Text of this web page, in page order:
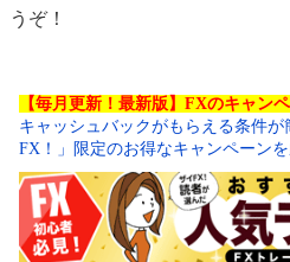
うぞ！
【毎月更新！最新版】FXのキャン
キャッシュバックがもらえる条件
FX！」限定のお得なキャンペーンを